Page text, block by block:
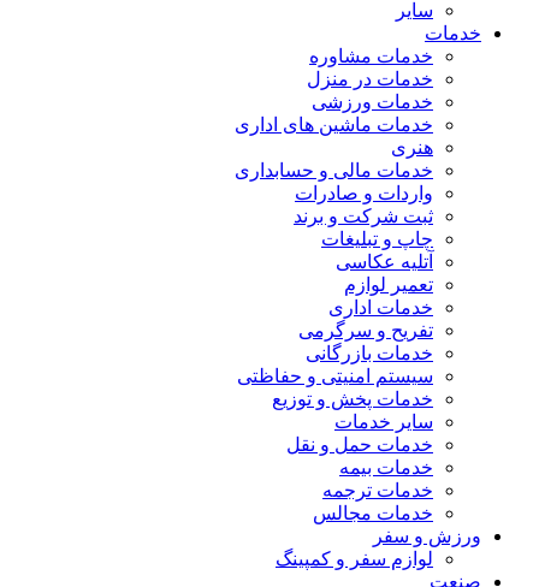
سایر
خدمات
خدمات مشاوره
خدمات در منزل
خدمات ورزشی
خدمات ماشین های اداری
هنری
خدمات مالی و حسابداری
واردات و صادرات
ثبت شرکت و برند
چاپ و تبلیغات
آتلیه عکاسی
تعمیر لوازم
خدمات اداری
تفریح و سرگرمی
خدمات بازرگانی
سیستم امنیتی و حفاظتی
خدمات پخش و توزیع
سایر خدمات
خدمات حمل و نقل
خدمات بیمه
خدمات ترجمه
خدمات مجالس
ورزش و سفر
لوازم سفر و کمپینگ
صنعت